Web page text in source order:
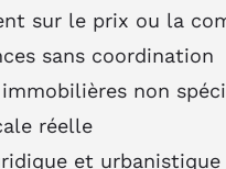
sur le prix ou la
sans coordination
non
réelle
et urbanistique